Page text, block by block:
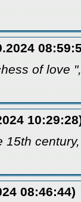
of love
15th
08:46:44)